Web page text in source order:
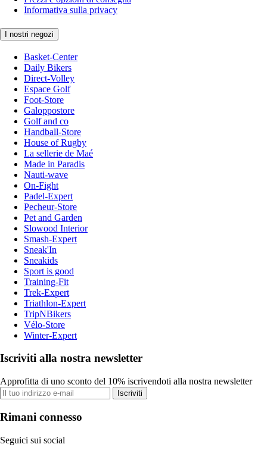
Informativa sulla privacy
I nostri negozi
Basket-Center
Daily Bikers
Direct-Volley
Espace Golf
Foot-Store
Galoppostore
Golf and co
Handball-Store
House of Rugby
La sellerie de Maé
Made in Paradis
Nauti-wave
On-Fight
Padel-Expert
Pecheur-Store
Pet and Garden
Slowood Interior
Smash-Expert
Sneak'In
Sneakids
Sport is good
Training-Fit
Trek-Expert
Triathlon-Expert
TripNBikers
Vélo-Store
Winter-Expert
Iscriviti alla nostra newsletter
Approfitta di uno sconto del 10% iscrivendoti alla nostra newsletter
Iscriviti
Rimani connesso
Seguici sui social